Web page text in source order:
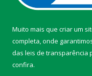
Muito mais que criar um
completa, onde
das leis de transparência
confira.